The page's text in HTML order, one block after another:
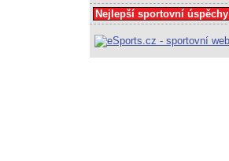
Nejlepší sportovní úspěchy